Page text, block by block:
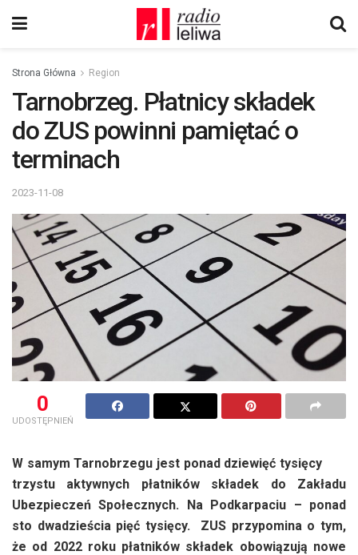
Strona Główna Region
Tarnobrzeg. Płatnicy składek
do ZUS powinni pamiętać o
terminach
2023-11-08
0
UDOSTĘPNIEŃ
W samym Tarnobrzegu jest ponad dziewięć tysięcy
trzystu aktywnych płatników składek do Zakładu
Ubezpieczeń Społecznych. Na Podkarpaciu – ponad
sto dwadzieścia pięć tysięcy. ZUS przypomina o tym,
że od 2022 roku płatników składek obowiązują nowe